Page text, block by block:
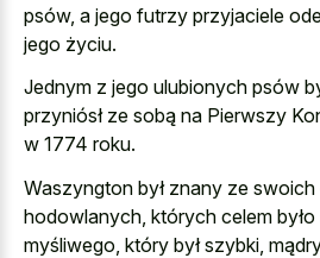
psów, a jego futrzy przyjaciele
jego życiu.
Jednym z jego ulubionych psów
przyniósł ze sobą na Pierwszy
w 1774 roku.
Waszyngton był znany ze
hodowlanych, których celem
myśliwego, który był szybki,